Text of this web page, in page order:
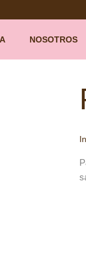
NOSOTROS